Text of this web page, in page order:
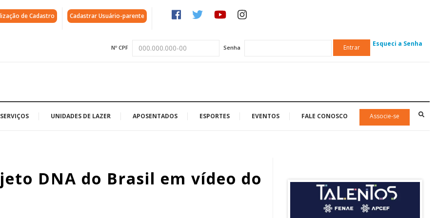
de Cadastro Cadastrar Usuário-parente
Nº CPF Senha Entrar Esqueci a Senha
SERVIÇOS UNIDADES DE LAZER APOSENTADOS ESPORTES EVENTOS FALE CONOSCO Associe-se
DNA do Brasil em vídeo do